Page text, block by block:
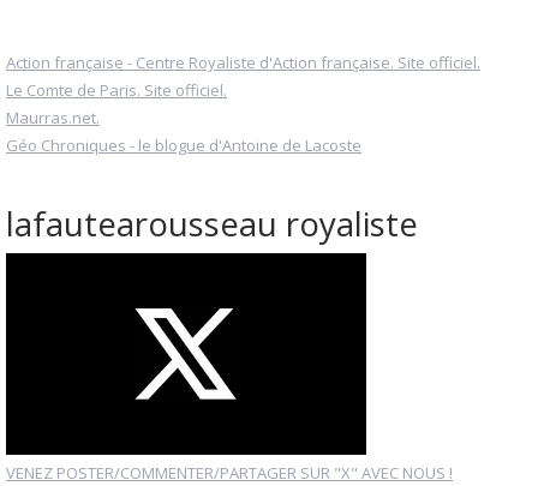
Action française - Centre Royaliste d'Action française. Site officiel.
Le Comte de Paris. Site officiel.
Maurras.net.
Géo Chroniques - le blogue d'Antoine de Lacoste
lafautearousseau royaliste
VENEZ POSTER/COMMENTER/PARTAGER SUR "X" AVEC NOUS !